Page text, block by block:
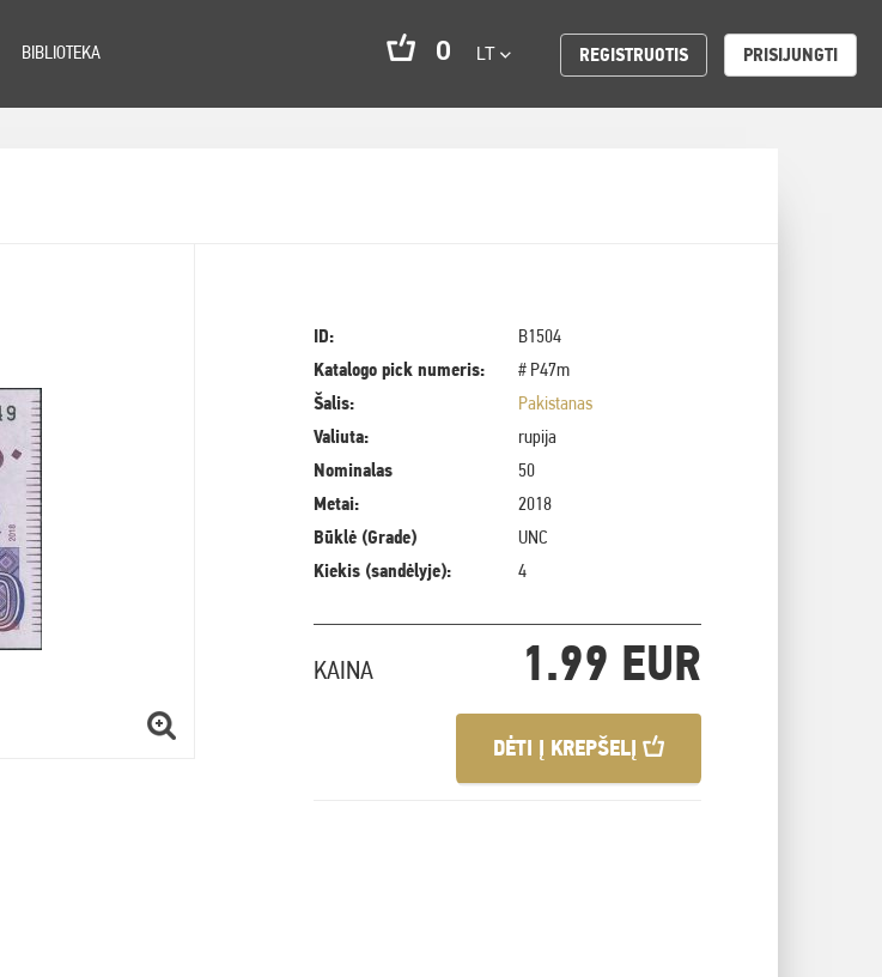
BIBLIOTEKA 0 LT REGISTRUOTIS PRISIJUNGTI
ID:
B1504
Katalogo pick numeris:
# P47m
Šalis:
Pakistanas
Valiuta:
rupija
Nominalas
50
Metai:
2018
Būklė (Grade)
UNC
Kiekis (sandėlyje):
4
KAINA 1.99 EUR
DĖTI Į KREPŠELĮ